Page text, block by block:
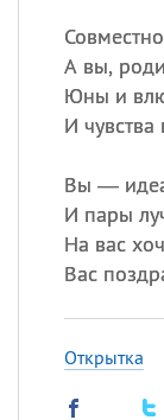
А вы,
Юны и
И
Вы —
И пары
На вас
Вас
Открытка